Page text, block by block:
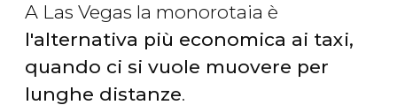
A Las Vegas la monorotaia è
l'alternativa più economica ai taxi,
quando ci si vuole muovere per
lunghe distanze.